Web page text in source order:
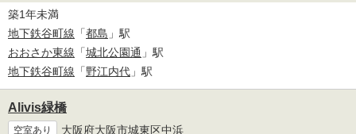
築1年未満
地下鉄谷町線 「都島 」駅
おおさか東線 「城北公園通 」駅
地下鉄谷町線 「野江内代 」駅
Alivis緑橋
空室あり 大阪府大阪市城東区中浜